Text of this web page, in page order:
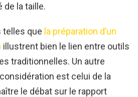
de la taille.
telles que la préparation d’un
illustrent bien le lien entre outils
traditionnelles. Un autre
est celui de la
le débat sur le rapport